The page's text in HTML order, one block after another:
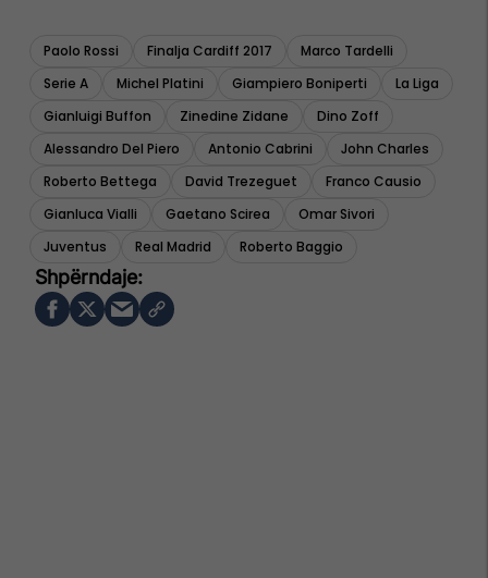
Paolo Rossi Finalja Cardiff 2017
Marco Tardelli
Serie A
Michel Platini Giampiero Boniperti
La Liga
Gianluigi Buffon
Zinedine Zidane
Dino Zoff
Alessandro Del Piero
Antonio Cabrini
John Charles
Roberto Bettega
David Trezeguet
Franco Causio
Gianluca Vialli
Gaetano Scirea
Omar Sivori
Juventus
Real Madrid Roberto Baggio